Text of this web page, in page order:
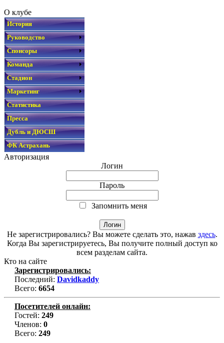
О клубе
История
Руководство
Спонсоры
Команда
Стадион
Маркетинг
Статистика
Пресса
Дубль и ДЮСШ
ФК Астрахань
Авторизация
Логин
Пароль
Запомнить меня
Не зарегистрировались? Вы можете сделать это, нажав здесь.
Когда Вы зарегистрируетесь, Вы получите полный доступ ко
всем разделам сайта.
Кто на сайте
Зарегистрировались:
Последний: Davidkaddy
Всего: 6654
Посетителей онлайн:
Гостей: 249
Членов: 0
Всего: 249